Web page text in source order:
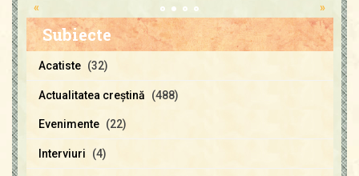
»
«
Subiecte
Acatiste (32)
Actualitatea creştină (488)
Evenimente (22)
Interviuri (4)